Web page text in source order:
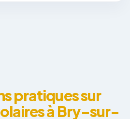
pratiques sur
à Bry-sur-